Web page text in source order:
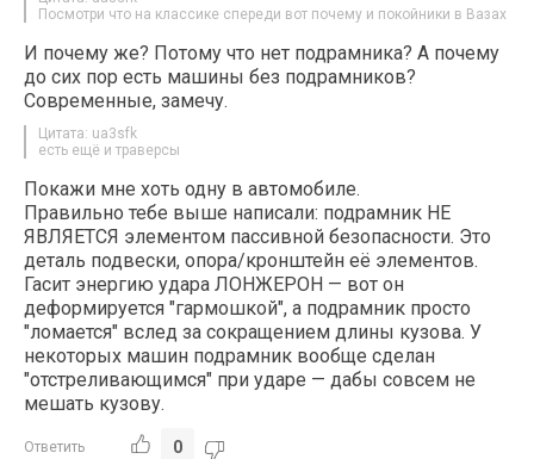
Посмотри что на классике спереди вот почему и покойники в Вазах
И почему же? Потому что нет подрамника? А почему
до сих пор есть машины без подрамников?
Современные, замечу.
Цитата: ua3sfk
есть ещё и траверсы
Покажи мне хоть одну в автомобиле.
Правильно тебе выше написали: подрамник НЕ
ЯВЛЯЕТСЯ элементом пассивной безопасности. Это
деталь подвески, опора/кронштейн её элементов.
Гасит энергию удара ЛОНЖЕРОН — вот он
деформируется "гармошкой", а подрамник просто
"ломается" вслед за сокращением длины кузова. У
некоторых машин подрамник вообще сделан
"отстреливающимся" при ударе — дабы совсем не
мешать кузову.
Ответить 0